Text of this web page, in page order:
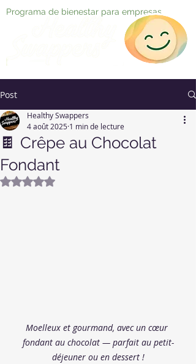
Programa de bienestar para empresas
Post
🍫 Crêpe au Chocolat
Fondant
Healthy Swappers
4 août 2025 1 min de lecture
Noté NaN étoiles sur 5.
Moelleux et gourmand, avec un cœur
fondant au chocolat — parfait au petit-
déjeuner ou en dessert !